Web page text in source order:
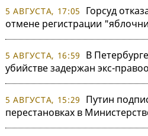
5 АВГУСТА, 17:05
Горсуд
отмене регистрации
5 АВГУСТА, 16:59
В
убийстве задержан экс-
5 АВГУСТА, 15:29
Путин
перестановках в